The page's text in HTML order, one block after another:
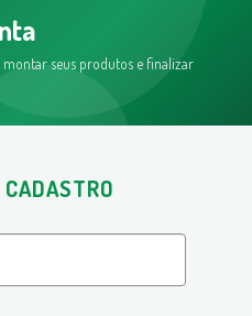
seus produtos e finalizar